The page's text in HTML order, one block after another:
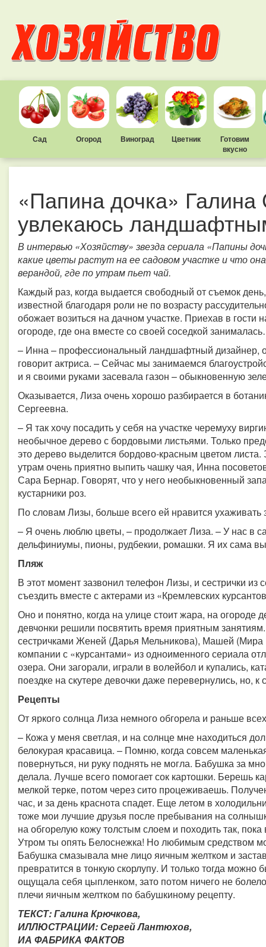
Сад Огород Виноград Цветник
Готовим
вкусно
«Папина дочка» Галина
увлекаюсь
В интервью «Хозяйству» звезда сериала «Папины
какие цветы растут на ее садовом участке и что
верандой, где по утрам пьет чай.
Каждый раз, когда выдается свободный от съемок
известной благодаря роли не по возрасту
обожает возиться на дачном участке. Приехав в
огороде, где она вместе со своей соседкой
– Инна – профессиональный ландшафтный дизайнер,
говорит актриса. – Сейчас мы занимаемся
и я своими руками засевала газон – обыкновенную
Оказывается, Лиза очень хорошо разбирается в
Сергеевна.
– Я так хочу посадить у себя на участке черемуху
необычное дерево с бордовыми листьями. Только
это дерево выделится бордово-красным цветом
утрам очень приятно выпить чашку чая, Инна
Сара Бернар. Говорят, что у него необыкновенный
кустарники роз.
По словам Лизы, больше всего ей нравится ухаживать
– Я очень люблю цветы, – продолжает Лиза. – У нас в
дельфиниумы, пионы, рудбекии, ромашки. Я их сама
Пляж
В этот момент зазвонил телефон Лизы, и сестрички
съездить вместе с актерами из «Кремлевских
Оно и понятно, когда на улице стоит жара, на огороде
девчонки решили посвятить время приятным
сестричками Женей (Дарья Мельникова), Машей
компании с «курсантами» из одноименного сериала
озера. Они загорали, играли в волейбол и купались,
поездке на скутере девочки даже перевернулись, но, к
Рецепты
От яркого солнца Лиза немного обгорела и раньше
– Кожа у меня светлая, и на солнце мне находиться
белокурая красавица. – Помню, когда совсем
повернуться, ни руку поднять не могла. Бабушка за
делала. Лучше всего помогает сок картошки. Берешь
мелкой терке, потом через сито процеживаешь.
час, и за день краснота спадет. Еще летом в
тоже мои лучшие друзья после пребывания на
на обгорелую кожу толстым слоем и походить так,
Утром ты опять Белоснежка! Но любимым средством
Бабушка смазывала мне лицо яичным желтком и
превратится в тонкую скорлупу. И только тогда можно
ощущала себя цыпленком, зато потом ничего не
плечи яичным желтком по бабушкиному рецепту.
ТЕКСТ: Галина Крючкова,
ИЛЛЮСТРАЦИИ: Сергей Лантюхов,
ИА ФАБРИКА ФАКТОВ